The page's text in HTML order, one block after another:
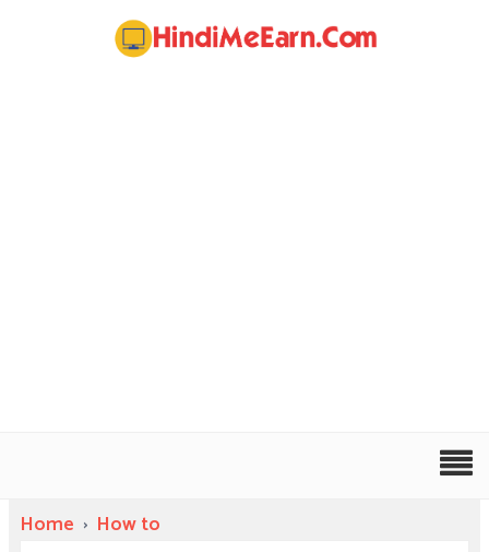
Home › How to